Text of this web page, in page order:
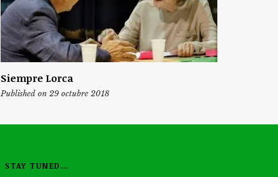
Siempre Lorca
Published on 29 octubre 2018
STAY TUNED…